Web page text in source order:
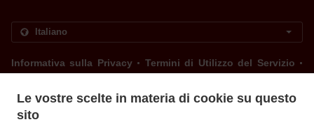
Le vostre scelte in materia di cookie su questo
sito
Informativa sulla Privacy . Termini di Utilizzo del Servizio .
Contattaci
Via Filadelfia 109/h , 10137 Torino TO, Italy